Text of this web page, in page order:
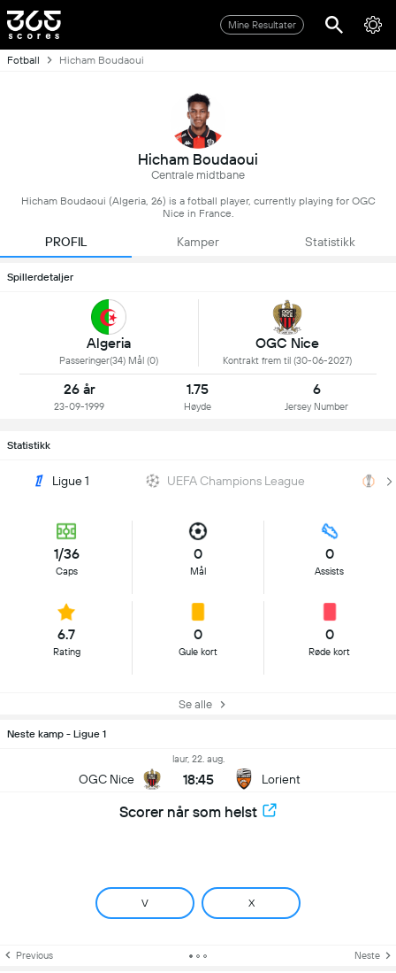
Mine Resultater
Fotball Hicham Boudaoui
Hicham Boudaoui
Centrale midtbane
Hicham Boudaoui (Algeria, 26) is a fotball player, currently playing for OGC
Nice in France.
PROFIL Kamper Statistikk
Spillerdetaljer
Algeria
Passeringer(34) Mål (0)
OGC Nice
Kontrakt frem til (30-06-2027)
26 år
23-09-1999
1.75
Høyde
6
Jersey Number
Statistikk
Ligue 1 UEFA Champions League
1/36
Caps
0
Mål
0
Assists
6.7
Rating
0
Gule kort
0
Røde kort
Se alle
Neste kamp - Ligue 1
OGC Nice
laur, 22. aug.
18:45 Lorient
Scorer når som helst
V X
Previous Neste